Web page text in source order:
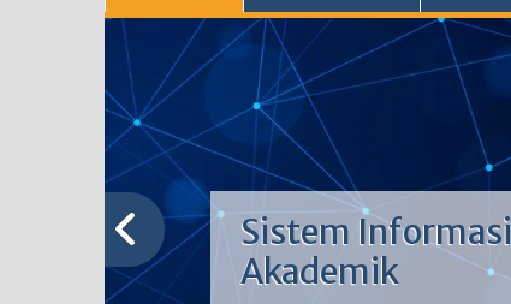
Sistem Informasi
Akademik